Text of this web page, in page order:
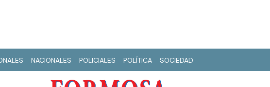
NACIONALES POLICIALES POLÍTICA SOCIEDAD